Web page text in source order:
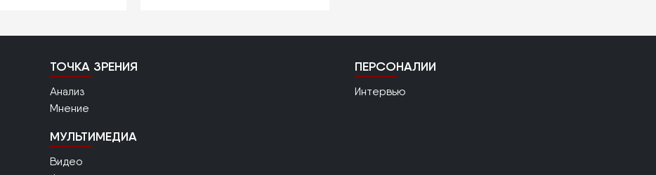
ТОЧКА ЗРЕНИЯ
Анализ
Мнение
МУЛЬТИМЕДИА
Видео
ПЕРСОНАЛИИ
Интервью